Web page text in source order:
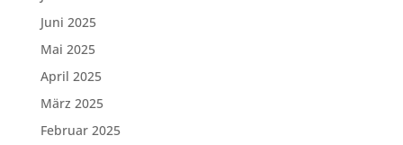
Juni 2025
Mai 2025
April 2025
März 2025
Februar 2025